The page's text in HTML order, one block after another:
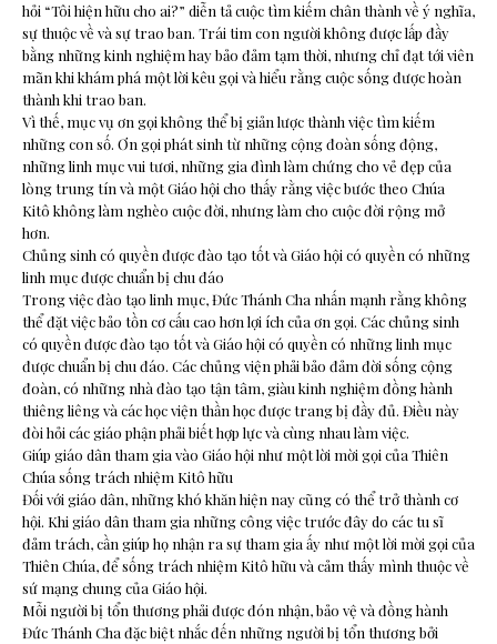
hỏi “Tôi hiện hữu cho ai?” diễn tả cuộc tìm kiếm chân thành về ý nghĩa,
sự thuộc về và sự trao ban. Trái tim con người không được lấp đầy
bằng những kinh nghiệm hay bảo đảm tạm thời, nhưng chỉ đạt tới viên
mãn khi khám phá một lời kêu gọi và hiểu rằng cuộc sống được hoàn
thành khi trao ban.
Vì thế, mục vụ ơn gọi không thể bị giản lược thành việc tìm kiếm
những con số. Ơn gọi phát sinh từ những cộng đoàn sống động,
những linh mục vui tươi, những gia đình làm chứng cho vẻ đẹp của
lòng trung tín và một Giáo hội cho thấy rằng việc bước theo Chúa
Kitô không làm nghèo cuộc đời, nhưng làm cho cuộc đời rộng mở
hơn.
Chủng sinh có quyền được đào tạo tốt và Giáo hội có quyền có những
linh mục được chuẩn bị chu đáo
Trong việc đào tạo linh mục, Đức Thánh Cha nhấn mạnh rằng không
thể đặt việc bảo tồn cơ cấu cao hơn lợi ích của ơn gọi. Các chủng sinh
có quyền được đào tạo tốt và Giáo hội có quyền có những linh mục
được chuẩn bị chu đáo. Các chủng viện phải bảo đảm đời sống cộng
đoàn, có những nhà đào tạo tận tâm, giàu kinh nghiệm đồng hành
thiêng liêng và các học viện thần học được trang bị đầy đủ. Điều này
đòi hỏi các giáo phận phải biết hợp lực và cùng nhau làm việc.
Giúp giáo dân tham gia vào Giáo hội như một lời mời gọi của Thiên
Chúa sống trách nhiệm Kitô hữu
Đối với giáo dân, những khó khăn hiện nay cũng có thể trở thành cơ
hội. Khi giáo dân tham gia những công việc trước đây do các tu sĩ
đảm trách, cần giúp họ nhận ra sự tham gia ấy như một lời mời gọi của
Thiên Chúa, để sống trách nhiệm Kitô hữu và cảm thấy mình thuộc về
sứ mạng chung của Giáo hội.
Mỗi người bị tổn thương phải được đón nhận, bảo vệ và đồng hành
Đức Thánh Cha đặc biệt nhắc đến những người bị tổn thương bởi